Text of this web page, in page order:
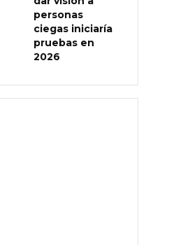
personas
ciegas iniciaría
pruebas en
2026